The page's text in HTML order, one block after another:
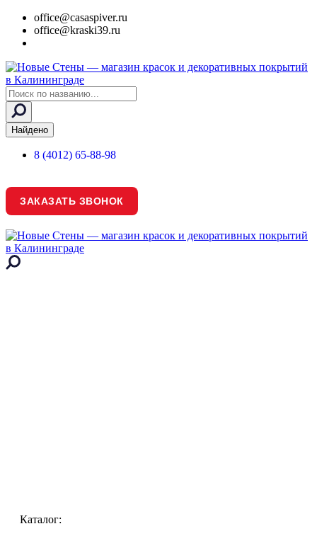
office@casaspiver.ru
office@kraski39.ru
Search
...
Найдено
8 (4012) 65-88-98
ЗАКАЗАТЬ ЗВОНОК
Каталог: